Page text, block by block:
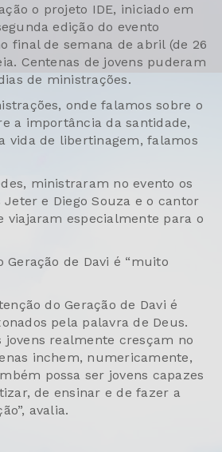
o projeto IDE, iniciado em
edição do evento
final de semana de abril (de 26
Centenas de jovens puderam
de ministrações.
onde falamos sobre o
a importância da santidade,
vida de libertinagem, falamos
ministraram no evento os
e Diego Souza e o cantor
viajaram especialmente para o
Geração de Davi é “muito
do Geração de Davi é
pela palavra de Deus.
jovens realmente cresçam no
inchem, numericamente,
possa ser jovens capazes
de ensinar e de fazer a
avalia.